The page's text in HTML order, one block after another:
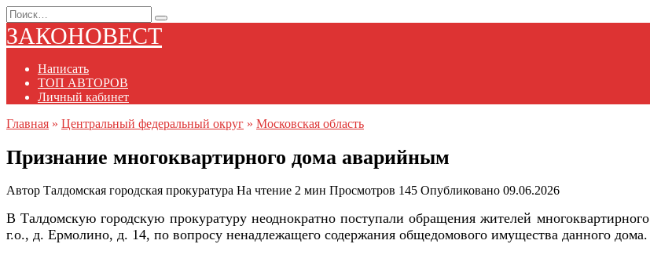
Перейти
к
содержанию
Search
for:
ЗАКОНОВЕСТ
Написать
ТОП АВТОРОВ
Личный кабинет
Главная » Центральный федеральный округ » Московская область
Признание многоквартирного дома аварийным
Автор Талдомская городская прокуратура На чтение 2 мин Просмотров 145 Опубликовано 09.06.2026
В Талдомскую городскую прокуратуру неоднократно поступали обращения жителей многоквартирного
г.о., д. Ермолино, д. 14, по вопросу ненадлежащего содержания общедомового имущества данного дома.